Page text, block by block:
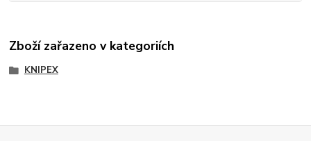
Zboží zařazeno v kategoriích
KNIPEX